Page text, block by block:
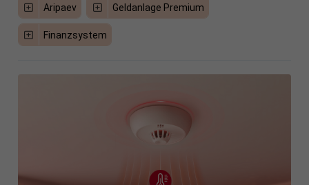
Aripaev Geldanlage Premium
Finanzsystem